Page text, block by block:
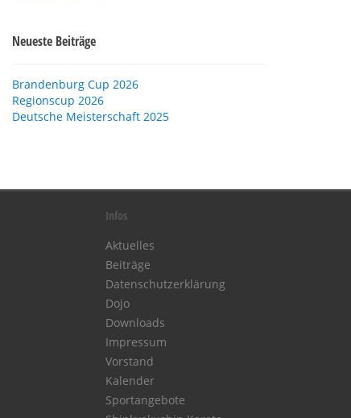
Neueste Beiträge
Brandenburg Cup 2026
Regionscup 2026
Deutsche Meisterschaft 2025
Infos
Aktuelles
Beiträge
Datenschutzerklärung
Dojo
Downloads
Impressum
Vorstand
Kalender
Sportangebote